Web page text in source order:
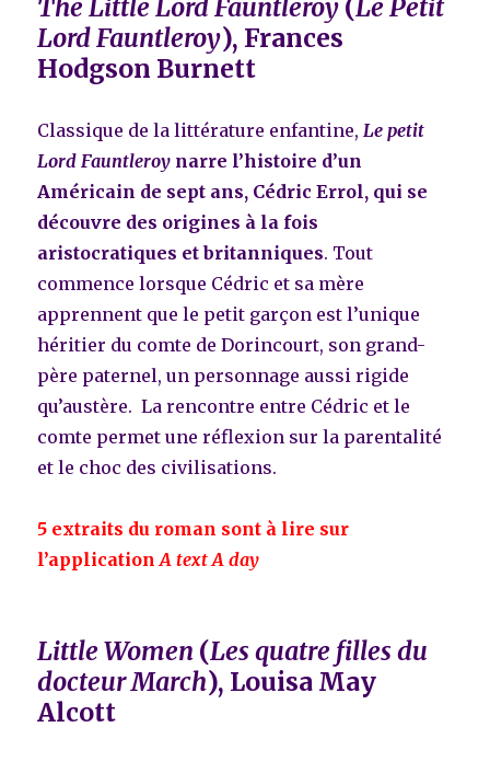
The Little Lord Fauntleroy (Le Petit
Lord Fauntleroy), Frances
Hodgson Burnett
Classique de la littérature enfantine,Le petit
Lord Fauntleroy narre l’histoire d’un
Américain de sept ans, Cédric Errol, qui se
découvre des origines à la fois
aristocratiques et britanniques. Tout
commence lorsque Cédric et sa mère
apprennent que le petit garçon est l’unique
héritier du comte de Dorincourt, son grand-
père paternel, un personnage aussi rigide
qu’austère. La rencontre entre Cédric et le
comte permet une réflexion sur la parentalité
et le choc des civilisations.
5 extraits du roman sont à lire sur
l’applicationA text A day
Little Women (Les quatre filles du
docteur March), Louisa May
Alcott